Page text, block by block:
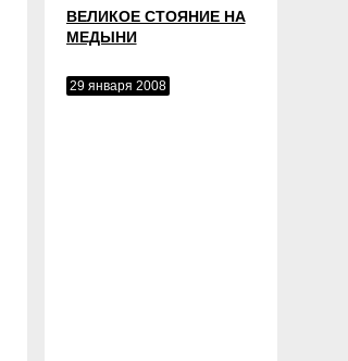
ВЕЛИКОЕ СТОЯНИЕ НА
МЕДЫНИ
29 января 2008